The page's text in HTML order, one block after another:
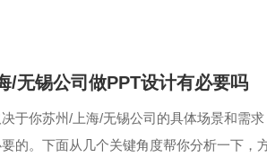
/无锡公司做PPT设计有必要吗
于你苏州/上海/无锡公司的具体场景和需
的。下面从几个关键角度帮你分析一下，